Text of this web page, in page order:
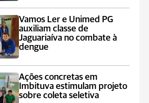
Vamos Ler e Unimed PG
auxiliam classe de
Jaguariaíva no combate à
dengue
Ações concretas em
Imbituva estimulam projeto
sobre coleta seletiva